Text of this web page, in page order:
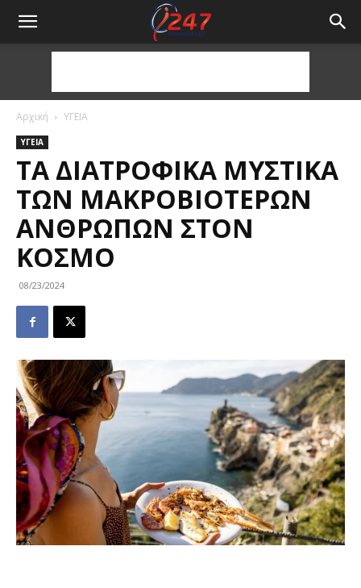
Αρχική ΥΓΕΙΑ
ΥΓΕΙΑ
ΤΑ ΔΙΑΤΡΟΦΙΚΆ ΜΥΣΤΙΚΆ
ΤΩΝ ΜΑΚΡΟΒΙΌΤΕΡΩΝ
ΑΝΘΡΏΠΩΝ ΣΤΟΝ
ΚΌΣΜΟ
08/23/2024